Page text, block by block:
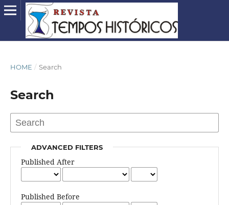
HOME / Search
Search
ADVANCED FILTERS
Published After
Published Before